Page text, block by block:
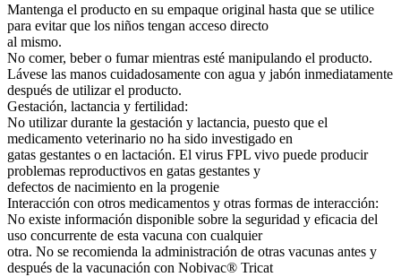
Mantenga el producto en su empaque original hasta que se utilice
para evitar que los niños tengan acceso directo
al mismo.
No comer, beber o fumar mientras esté manipulando el producto.
Lávese las manos cuidadosamente con agua y jabón inmediatamente
después de utilizar el producto.
Gestación, lactancia y fertilidad:
No utilizar durante la gestación y lactancia, puesto que el
medicamento veterinario no ha sido investigado en
gatas gestantes o en lactación. El virus FPL vivo puede producir
problemas reproductivos en gatas gestantes y
defectos de nacimiento en la progenie
Interacción con otros medicamentos y otras formas de interacción:
No existe información disponible sobre la seguridad y eficacia del
uso concurrente de esta vacuna con cualquier
otra. No se recomienda la administración de otras vacunas antes y
después de la vacunación con Nobivac® Tricat